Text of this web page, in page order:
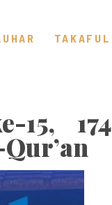
TAKAFUL
15, 174